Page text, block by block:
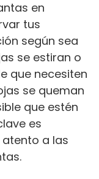
en
tus
según sea
se estiran o
que necesiten
se queman
que estén
es
a las